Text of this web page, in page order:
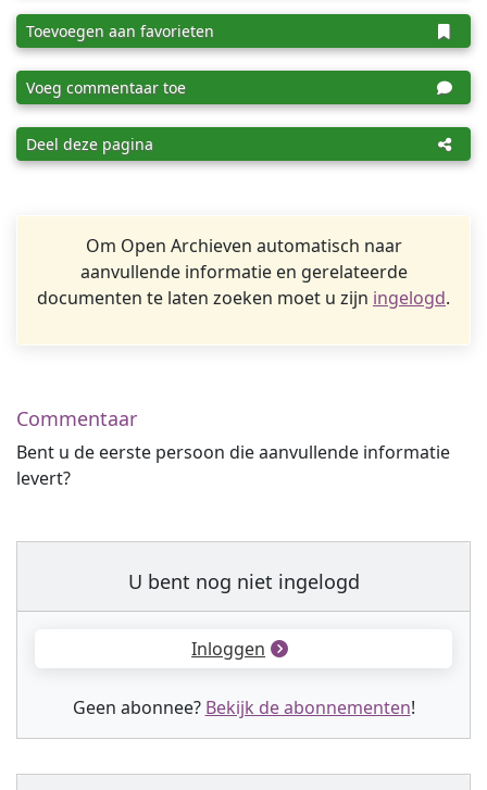
Toevoegen aan favorieten
Voeg commentaar toe
Deel deze pagina
Om Open Archieven automatisch naar
aanvullende informatie en gerelateerde
documenten te laten zoeken moet u zijn ingelogd.
Commentaar
Bent u de eerste persoon die aanvullende informatie
levert?
U bent nog niet ingelogd
Inloggen
Geen abonnee? Bekijk de abonnementen!